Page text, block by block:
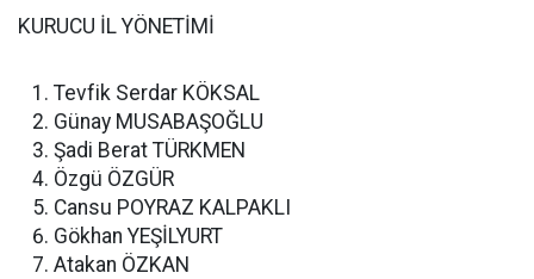
KURUCU İL YÖNETİMİ
Tevfik Serdar KÖKSAL
Günay MUSABAŞOĞLU
Şadi Berat TÜRKMEN
Özgü ÖZGÜR
Cansu POYRAZ KALPAKLI
Gökhan YEŞİLYURT
Atakan ÖZKAN